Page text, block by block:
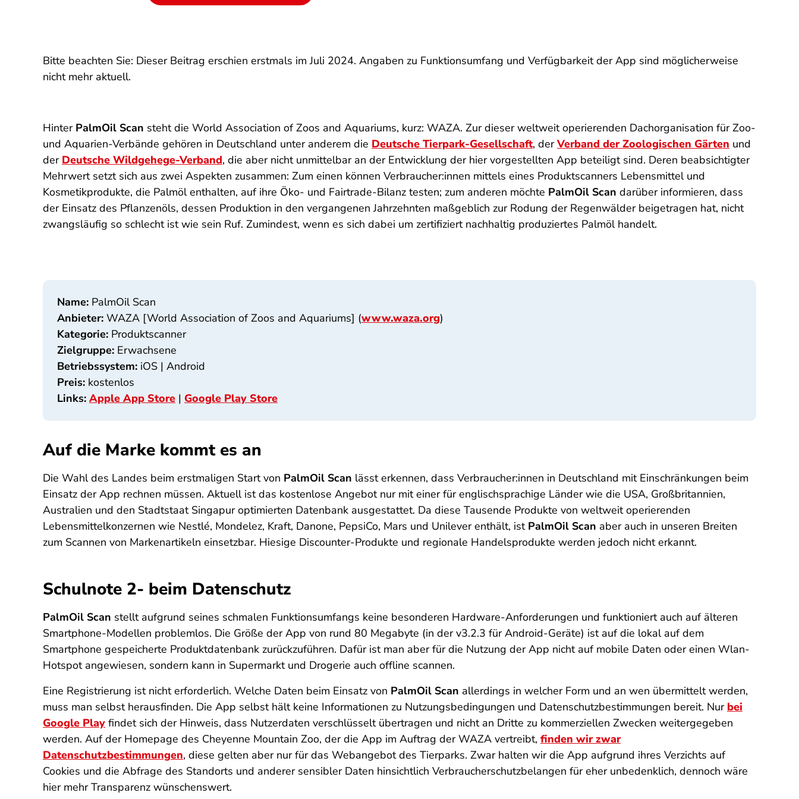
Bitte beachten Sie: Dieser Beitrag erschien erstmals im Juli 2024. Angaben zu Funktionsumfang und Verfügbarkeit der App sind möglicherweise
nicht mehr aktuell.
Hinter PalmOil Scan steht die World Association of Zoos and Aquariums, kurz: WAZA. Zur dieser weltweit operierenden Dachorganisation für Zoo-
und Aquarien-Verbände gehören in Deutschland unter anderem die Deutsche Tierpark-Gesellschaft, derVerband der Zoologischen Gärten und
der Deutsche Wildgehege-Verband, die aber nicht unmittelbar an der Entwicklung der hier vorgestellten App beteiligt sind. Deren beabsichtigter
Mehrwert setzt sich aus zwei Aspekten zusammen: Zum einen können Verbraucher:innen mittels eines Produktscanners Lebensmittel und
Kosmetikprodukte, die Palmöl enthalten, auf ihre Öko- und Fairtrade-Bilanz testen; zum anderen möchte PalmOil Scan darüber informieren, dass
der Einsatz des Pflanzenöls, dessen Produktion in den vergangenen Jahrzehnten maßgeblich zur Rodung der Regenwälder beigetragen hat, nicht
zwangsläufig so schlecht ist wie sein Ruf. Zumindest, wenn es sich dabei um zertifiziert nachhaltig produziertes Palmöl handelt.
Name: PalmOil Scan
Anbieter: WAZA [World Association of Zoos and Aquariums] (www.waza.org)
Kategorie: Produktscanner
Zielgruppe: Erwachsene
Betriebssystem: iOS | Android
Preis: kostenlos
Links: Apple App Store | Google Play Store
Auf die Marke kommt es an
Die Wahl des Landes beim erstmaligen Start von PalmOil Scan lässt erkennen, dass Verbraucher:innen in Deutschland mit Einschränkungen beim
Einsatz der App rechnen müssen. Aktuell ist das kostenlose Angebot nur mit einer für englischsprachige Länder wie die USA, Großbritannien,
Australien und den Stadtstaat Singapur optimierten Datenbank ausgestattet. Da diese Tausende Produkte von weltweit operierenden
Lebensmittelkonzernen wie Nestlé, Mondelez, Kraft, Danone, PepsiCo, Mars und Unilever enthält, ist PalmOil Scan aber auch in unseren Breiten
zum Scannen von Markenartikeln einsetzbar. Hiesige Discounter-Produkte und regionale Handelsprodukte werden jedoch nicht erkannt.
Schulnote 2- beim Datenschutz
PalmOil Scan stellt aufgrund seines schmalen Funktionsumfangs keine besonderen Hardware-Anforderungen und funktioniert auch auf älteren
Smartphone-Modellen problemlos. Die Größe der App von rund 80 Megabyte (in der v3.2.3 für Android-Geräte) ist auf die lokal auf dem
Smartphone gespeicherte Produktdatenbank zurückzuführen. Dafür ist man aber für die Nutzung der App nicht auf mobile Daten oder einen Wlan-
Hotspot angewiesen, sondern kann in Supermarkt und Drogerie auch offline scannen.
Eine Registrierung ist nicht erforderlich. Welche Daten beim Einsatz von PalmOil Scan allerdings in welcher Form und an wen übermittelt werden,
muss man selbst herausfinden. Die App selbst hält keine Informationen zu Nutzungsbedingungen und Datenschutzbestimmungen bereit. Nur bei
Google Play findet sich der Hinweis, dass Nutzerdaten verschlüsselt übertragen und nicht an Dritte zu kommerziellen Zwecken weitergegeben
werden. Auf der Homepage des Cheyenne Mountain Zoo, der die App im Auftrag der WAZA vertreibt, finden wir zwar
Datenschutzbestimmungen, diese gelten aber nur für das Webangebot des Tierparks. Zwar halten wir die App aufgrund ihres Verzichts auf
Cookies und die Abfrage des Standorts und anderer sensibler Daten hinsichtlich Verbraucherschutzbelangen für eher unbedenklich, dennoch wäre
hier mehr Transparenz wünschenswert.